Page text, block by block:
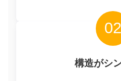
02
構造がシ